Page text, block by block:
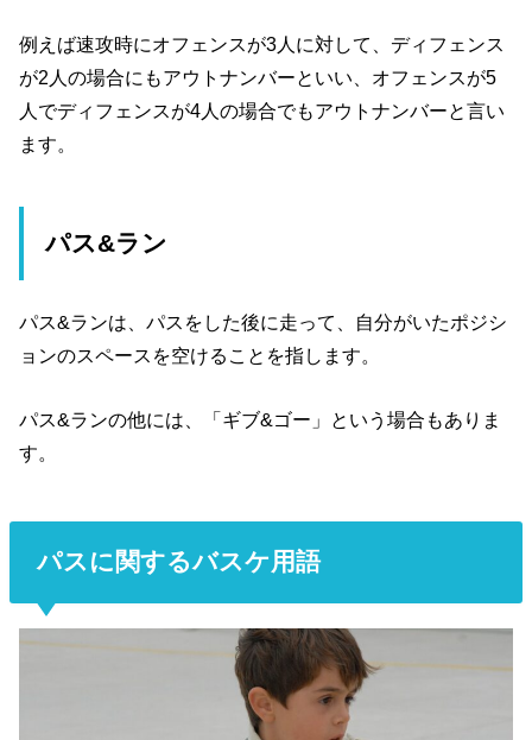
例えば速攻時にオフェンスが3人に対して、ディフェンス
が2人の場合にもアウトナンバーといい、オフェンスが5
人でディフェンスが4人の場合でもアウトナンバーと言い
ます。
パス&ラン
パス&ランは、パスをした後に走って、自分がいたポジシ
ョンのスペースを空けることを指します。
パス&ランの他には、「ギブ&ゴー」という場合もありま
す。
パスに関するバスケ用語